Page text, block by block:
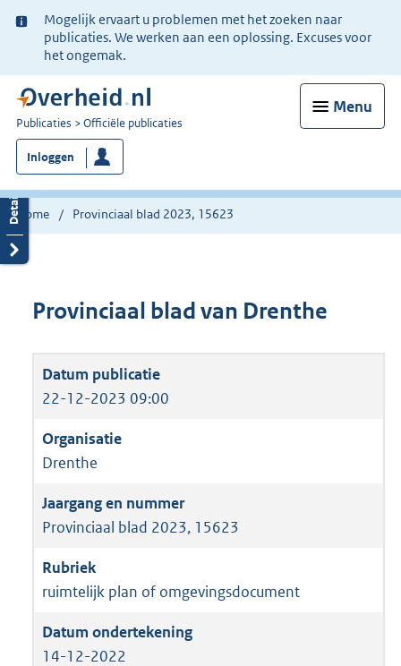
Ter
informatie:
Mogelijk ervaart u problemen met het zoeken naar
publicaties. We werken aan een oplossing. Excuses voor
het ongemak.
Menu
U
bent
nu
hier:
Publicaties Officiële publicaties
Inloggen
Home Provinciaal blad 2023, 15623
Provinciaal blad van Drenthe
22-12-2023 09:00
Drenthe
Provinciaal blad 2023, 15623
ruimtelijk plan of omgevingsdocument
14-12-2022